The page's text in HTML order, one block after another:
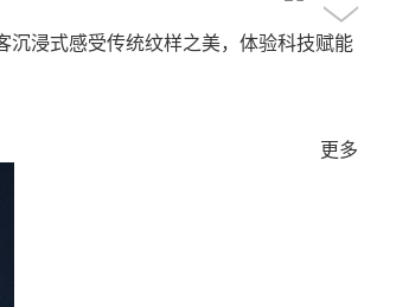
沉浸式感受传统纹样之美，体验科技赋能
更多